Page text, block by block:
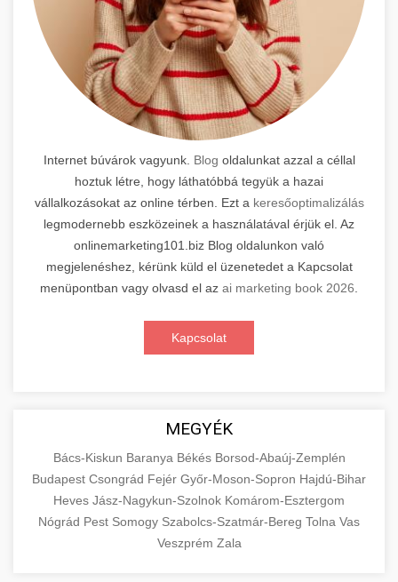
Internet búvárok vagyunk. Blog oldalunkat azzal a céllal
hoztuk létre, hogy láthatóbbá tegyük a hazai
vállalkozásokat az online térben. Ezt a keresőoptimalizálás
legmodernebb eszközeinek a használatával érjük el. Az
onlinemarketing101.biz Blog oldalunkon való
megjelenéshez, kérünk küld el üzenetedet a Kapcsolat
menüpontban vagy olvasd el az ai marketing book 2026
Kapcsolat
MEGYÉK
Bács-Kiskun Baranya Békés Borsod-Abaúj-Zemplén
Budapest Csongrád Fejér Győr-Moson-Sopron Hajdú-Bihar
Heves Jász-Nagykun-Szolnok Komárom-Esztergom
Nógrád Pest Somogy Szabolcs-Szatmár-Bereg Tolna Vas
Veszprém Zala